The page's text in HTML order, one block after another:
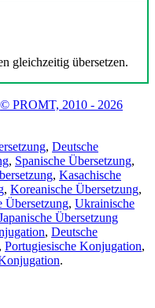
gleichzeitig übersetzen.
© PROMT, 2010 - 2026
, Deutsche
, Spanische Übersetzung,
, Kasachische
, Koreanische Übersetzung,
Übersetzung, Ukrainische
Übersetzung
, Deutsche
, Portugiesische Konjugation,
.